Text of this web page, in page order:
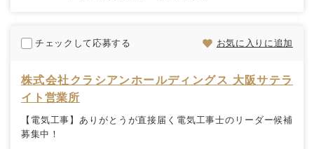
チェックして応募する お気に入りに追加
株式会社クラシアンホールディングス 大阪サテラ
イト営業所
【電気工事】ありがとうが直接届く電気工事士のリーダー候補
募集中！